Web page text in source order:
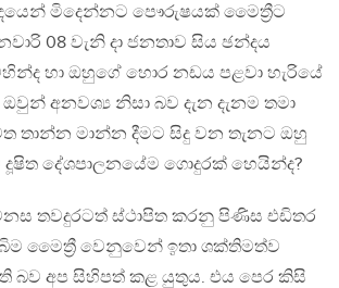
මිදෙන්නට පෞරුෂයක් මෛත්‍රීට
08 වැනි දා ජනතාව සිය ඡන්දය
හා ඔහුගේ හොර නඩය පළවා හැරියේ
අනවශ්‍ය නිසා බව දැන දැනම තමා
තාන්න මාන්න දීමට සිදු වන තැනට ඔහු
දේශපාලනයේම ගොදුරක් හෙයින්ද?
තවදුරටත් ස්ථාපිත කරනු පිණිස එඩිතර
මෛත්‍රී වෙනුවෙන් ඉතා ශක්තිමත්ව
බව අප සිහිපත් කළ යුතුය. එය පෙර කිසි